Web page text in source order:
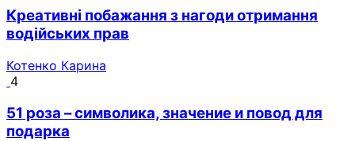
Креативні побажання з нагоди отримання
водійських прав
Котенко Карина
4
51 роза – символика, значение и повод для
подарка